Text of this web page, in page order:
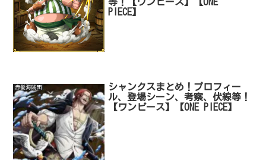
PIECE】
赤髪海賊団
シャンクスまとめ！プロフィー
ル、登場シーン、考察、伏線等！
【ワンピース】【ONE PIECE】